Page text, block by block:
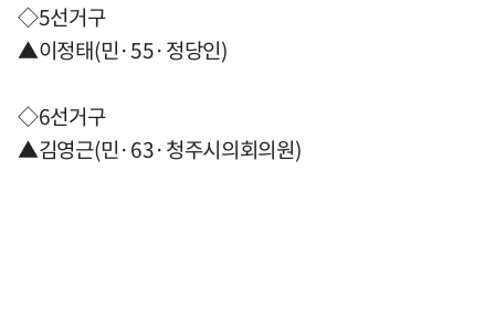
◇5선거구
▲이정태(민·55·정당인)
◇6선거구
▲김영근(민·63·청주시의회의원)